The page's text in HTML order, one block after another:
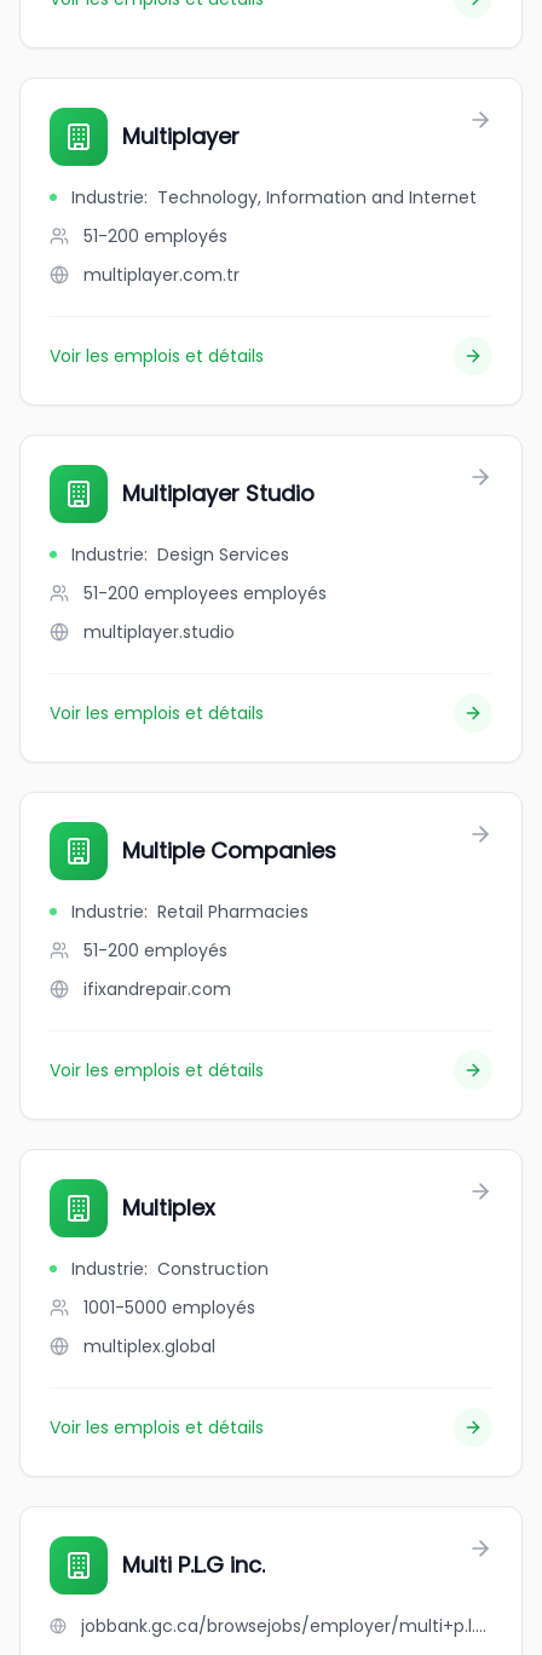
Multiplayer
Industrie: Technology, Information and Internet
51-200 employés
multiplayer.com.tr
Voir les emplois et détails
Multiplayer Studio
Industrie: Design Services
51-200 employees employés
multiplayer.studio
Voir les emplois et détails
Multiple Companies
Industrie: Retail Pharmacies
51-200 employés
ifixandrepair.com
Voir les emplois et détails
Multiplex
Industrie: Construction
1001-5000 employés
multiplex.global
Voir les emplois et détails
Multi P.L.G inc.
jobbank.gc.ca/browsejobs/employer/multi+p.l.g+inc./ca